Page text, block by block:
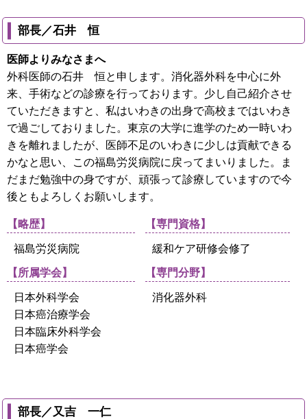
部長／石井 恒
医師よりみなさまへ
外科医師の石井 恒と申します。消化器外科を中心に外
来、手術などの診療を行っております。少し自己紹介させ
ていただきますと、私はいわきの出身で高校まではいわき
で過ごしておりました。東京の大学に進学のため一時いわ
きを離れましたが、医師不足のいわきに少しは貢献できる
かなと思い、この福島労災病院に戻ってまいりました。ま
だまだ勉強中の身ですが、頑張って診療していますので今
後ともよろしくお願いします。
【略歴】
福島労災病院
【所属学会】
日本外科学会
日本癌治療学会
日本臨床外科学会
日本癌学会
【専門資格】
緩和ケア研修会修了
【専門分野】
消化器外科
部長／又吉 一仁